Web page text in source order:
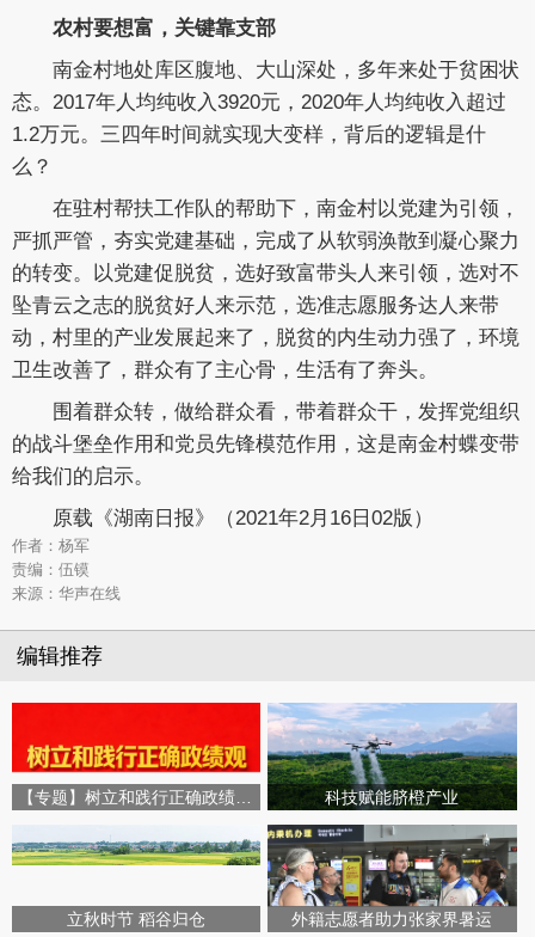
农村要想富，关键靠支部
南金村地处库区腹地、大山深处，多年来处于贫困状
态。2017年人均纯收入3920元，2020年人均纯收入超过
1.2万元。三四年时间就实现大变样，背后的逻辑是什
么？
在驻村帮扶工作队的帮助下，南金村以党建为引领，
严抓严管，夯实党建基础，完成了从软弱涣散到凝心聚力
的转变。以党建促脱贫，选好致富带头人来引领，选对不
坠青云之志的脱贫好人来示范，选准志愿服务达人来带
动，村里的产业发展起来了，脱贫的内生动力强了，环境
卫生改善了，群众有了主心骨，生活有了奔头。
围着群众转，做给群众看，带着群众干，发挥党组织
的战斗堡垒作用和党员先锋模范作用，这是南金村蝶变带
给我们的启示。
原载《湖南日报》（2021年2月16日02版）
作者：杨军
责编：伍镆
来源：华声在线
编辑推荐
【专题】树立和践行正确政绩观学习教育 科技赋能脐橙产业
立秋时节 稻谷归仓 外籍志愿者助力张家界暑运